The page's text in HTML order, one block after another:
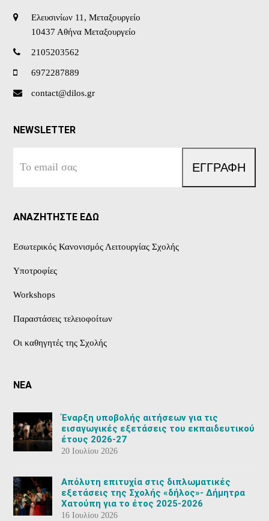
Ελευσινίων 11, Μεταξουργείο
10437 Αθήνα Μεταξουργείο
2105203562
6972287889
contact@dilos.gr
NEWSLETTER
email
ΕΓΓΡΑΦΗ
ΑΝΑΖΗΤΗΣΤΕ ΕΔΩ
Εσωτερικός Κανονισμός Λειτουργίας Σχολής
Υποτροφίες
Workshops
Παραστάσεις τελειοφοίτων
Οι καθηγητές της Σχολής
ΝΕΑ
Έναρξη υποβολής αιτήσεων για τις
εισαγωγικές εξετάσεις του εκπαιδευτικού
έτους 2026-27
20 Ιουλίου 2026
Aπόλυτη επιτυχία στις διπλωματικές
εξετάσεις της Σχολής «δήλος»- Δήμητρα
Χατούπη για το έτος 2025-2026
16 Ιουλίου 2026